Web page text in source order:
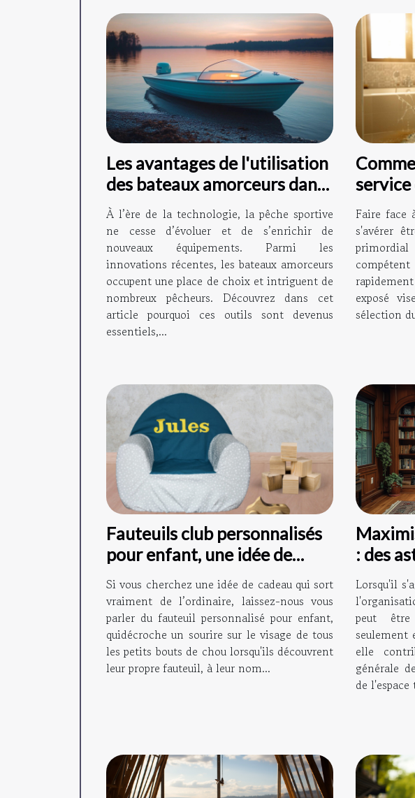
Les avantages de l'utilisation
des bateaux amorceurs dans
la pêche moderne
À l’ère de la technologie, la pêche sportive
ne cesse d’évoluer et de s’enrichir de
nouveaux équipements. Parmi les
innovations récentes, les bateaux amorceurs
occupent une place de choix et intriguent de
nombreux pêcheurs. Découvrez dans cet
article pourquoi ces outils sont devenus
essentiels,...
Faire face
s'avérer
exposé
sélection
Fauteuils club personnalisés
pour enfant, une idée de
cadeau originale !
Si vous cherchez une idée de cadeau qui sort
vraiment de l’ordinaire, laissez-nous vous
parler du fauteuil personnalisé pour enfant,
quidécroche un sourire sur le visage de tous
les petits bouts de chou lorsqu'ils découvrent
leur propre fauteuil, à leur nom...
: des
Lorsqu'il
peut
seulement
elle
générale
de